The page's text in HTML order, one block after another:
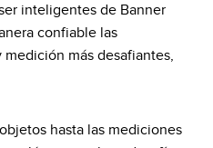
inteligentes de Banner
confiable las
más desafiantes,
hasta las mediciones